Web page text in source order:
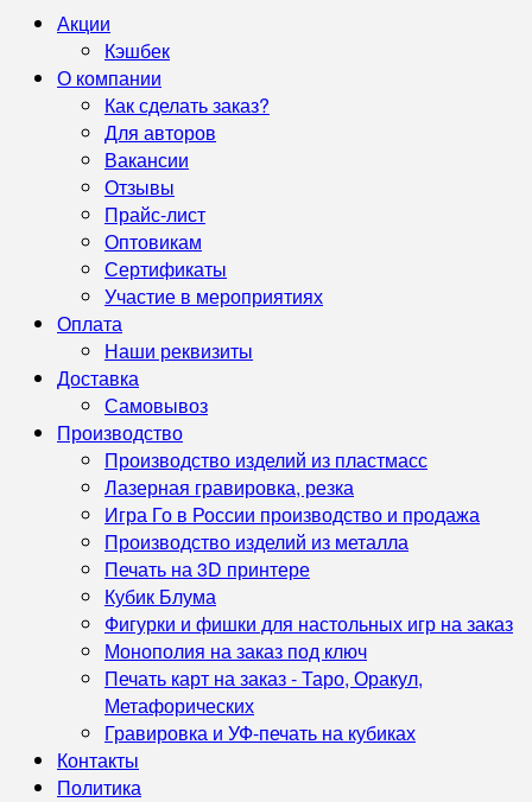
Акции
Кэшбек
О компании
Как сделать заказ?
Для авторов
Вакансии
Отзывы
Прайс-лист
Оптовикам
Сертификаты
Участие в мероприятиях
Оплата
Наши реквизиты
Доставка
Самовывоз
Производство
Производство изделий из пластмасс
Лазерная гравировка, резка
Игра Го в России производство и продажа
Производство изделий из металла
Печать на 3D принтере
Кубик Блума
Фигурки и фишки для настольных игр на заказ
Монополия на заказ под ключ
Печать карт на заказ - Таро, Оракул,
Метафорических
Гравировка и УФ‑печать на кубиках
Контакты
Политика